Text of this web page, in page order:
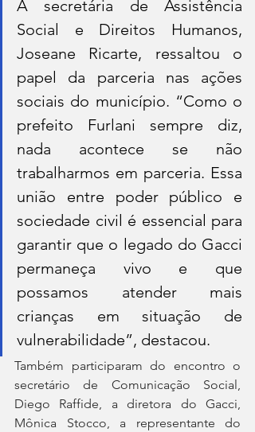
A secretária de Assistência
Social e Direitos Humanos,
Joseane Ricarte, ressaltou o
papel da parceria nas ações
sociais do município. “Como o
prefeito Furlani sempre diz,
nada acontece se não
trabalharmos em parceria. Essa
união entre poder público e
sociedade civil é essencial para
garantir que o legado do Gacci
permaneça vivo e que
possamos atender mais
crianças em situação de
vulnerabilidade”, destacou.
Também participaram do encontro o
secretário de Comunicação Social,
Diego Raffide, a diretora do Gacci,
Mônica Stocco, a representante do